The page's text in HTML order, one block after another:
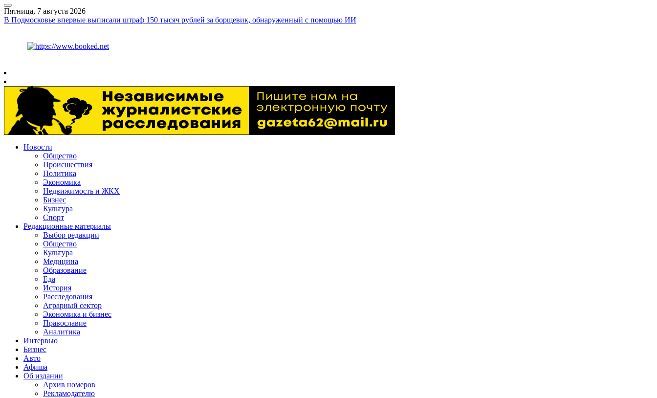
Пятница, 7 августа 2026
В Подмосковье впервые выписали штраф 150 тысяч рублей за борщевик, обнаруженный с помощью ИИ
Новости
Общество
Происшествия
Политика
Экономика
Недвижимость и ЖКХ
Бизнес
Культура
Спорт
Редакционные материалы
Выбор редакции
Общество
Культура
Медицина
Образование
Еда
История
Расследования
Аграрный сектор
Экономика и бизнес
Православие
Аналитика
Интервью
Бизнес
Авто
Афиша
Об издании
Архив номеров
Рекламодателю